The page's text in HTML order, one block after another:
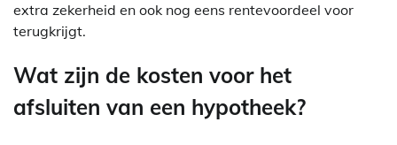
extra zekerheid en ook nog eens rentevoordeel voor
terugkrijgt.
Wat zijn de kosten voor het
afsluiten van een hypotheek?